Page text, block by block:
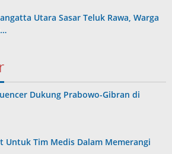
Utara Sasar Teluk Rawa, Warga
Dukung Prabowo-Gibran di
Untuk Tim Medis Dalam Memerangi